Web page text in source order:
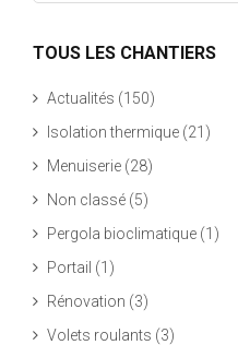
TOUS LES CHANTIERS
Actualités (150)
Isolation thermique (21)
Menuiserie (28)
Non classé (5)
Pergola bioclimatique (1)
Portail (1)
Rénovation (3)
Volets roulants (3)